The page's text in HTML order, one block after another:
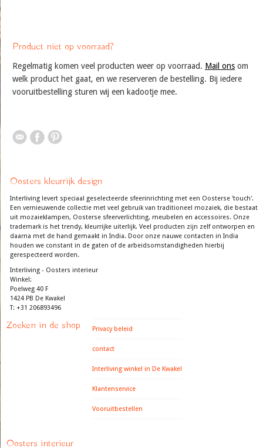
Product niet op voorraad?
Regelmatig komen veel producten weer op voorraad. Mail ons om
welk product het gaat, en we reserveren de bestelling. Bij iedere
vooruitbestelling sturen wij een kadootje mee.
Oosters kleurrijk design
Interliving levert speciaal geselecteerde sfeerinrichting met een Oosterse 'touch'.
Een vernieuwende collectie met veel gebruik van traditioneel mozaiek, die bestaat
uit mozaieklampen, Oosterse sfeerverlichting, meubelen en accessoires. Onze
trademark is het trendy, kleurrijke uiterlijk. Veel producten zijn zelf ontworpen en
daarna met de hand gemaakt in India. Door onze nauwe contacten in India
houden we constant in de gaten of de arbeidsomstandigheden hierbij
gerespecteerd worden.
Interliving - Oosters interieur
Winkel:
Poelweg 40 F
1424 PB De Kwakel
T: +31 206893496
Zoeken in de shop Privacy beleid
contact
Interliving winkel in De Kwakel
Klantenservice
Vooruitbestellen
Oosters interieur